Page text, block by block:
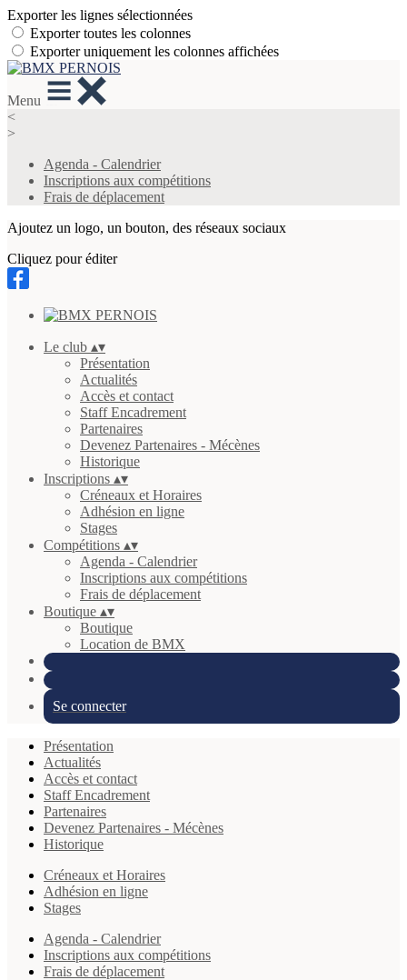
Exporter les lignes sélectionnées
Exporter toutes les colonnes
Exporter uniquement les colonnes affichées
Menu
<
>
Agenda - Calendrier
Inscriptions aux compétitions
Frais de déplacement
Ajoutez un logo, un bouton, des réseaux sociaux
Cliquez pour éditer
Le club ▴▾
Présentation
Actualités
Accès et contact
Staff Encadrement
Partenaires
Devenez Partenaires - Mécènes
Historique
Inscriptions ▴▾
Créneaux et Horaires
Adhésion en ligne
Stages
Compétitions ▴▾
Agenda - Calendrier
Inscriptions aux compétitions
Frais de déplacement
Boutique ▴▾
Boutique
Location de BMX
Se connecter
Présentation
Actualités
Accès et contact
Staff Encadrement
Partenaires
Devenez Partenaires - Mécènes
Historique
Créneaux et Horaires
Adhésion en ligne
Stages
Agenda - Calendrier
Inscriptions aux compétitions
Frais de déplacement